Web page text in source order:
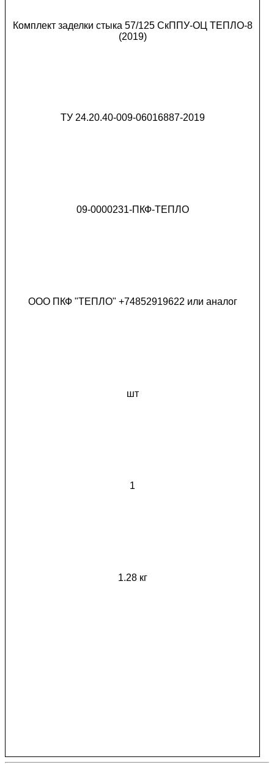
Комплект заделки стыка 57/125 СкППУ-ОЦ ТЕПЛО-8
(2019)
ТУ 24.20.40-009-06016887-2019
09-0000231-ПКФ-ТЕПЛО
ООО ПКФ "ТЕПЛО" +74852919622 или аналог
шт
1
1.28 кг